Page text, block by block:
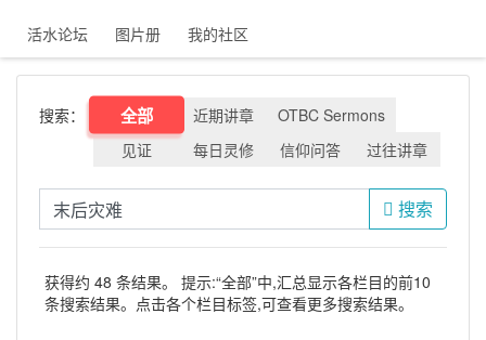
活水论坛 图片册 我的社区
搜索： 全部 近期讲章
OTBC Sermons
见证
每日灵修 信仰问答 过往讲章
搜索
获得约 48 条结果。 提示:“全部”中,汇总显示各栏目的前10
条搜索结果。点击各个栏目标签,可查看更多搜索结果。